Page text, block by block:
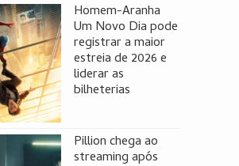
Homem-Aranha
Um Novo Dia pode
registrar a maior
estreia de 2026 e
liderar as
bilheterias
Pillion chega ao
streaming após